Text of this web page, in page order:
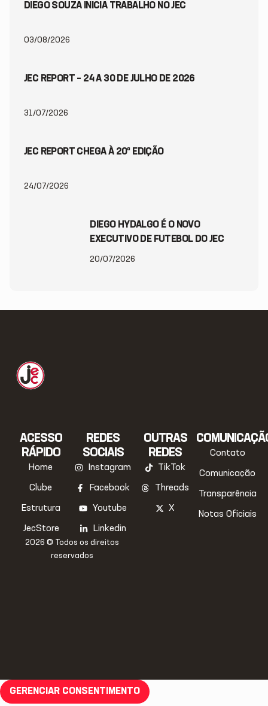
DIEGO SOUZA INICIA TRABALHO NO JEC
03/08/2026
JEC REPORT – 24 A 30 DE JULHO DE 2026
31/07/2026
JEC REPORT CHEGA À 20ª EDIÇÃO
24/07/2026
DIEGO HYDALGO É O NOVO
EXECUTIVO DE FUTEBOL DO JEC
20/07/2026
ACESSO
RÁPIDO
Home
Clube
Estrutura
JecStore
REDES
SOCIAIS
Instagram
Facebook
Youtube
Linkedin
OUTRAS
REDES
TikTok
Threads
X
Contato
Comunicação
Transparência
Notas Oficiais
2026 © Todos os direitos
reservados
GERENCIAR CONSENTIMENTO